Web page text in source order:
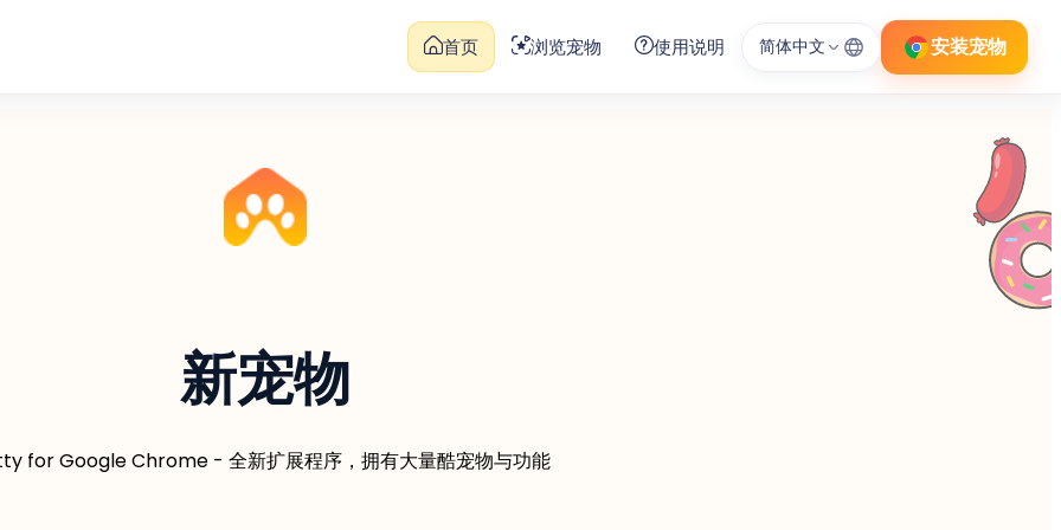
首页 浏览宠物 使用说明 简体中文 安装宠物
新宠物
for Google Chrome - 全新扩展程序，拥有大量酷宠物与功能